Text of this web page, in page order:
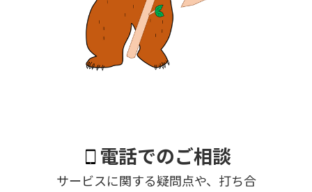
電話でのご相談
サービスに関する疑問点や、打ち合